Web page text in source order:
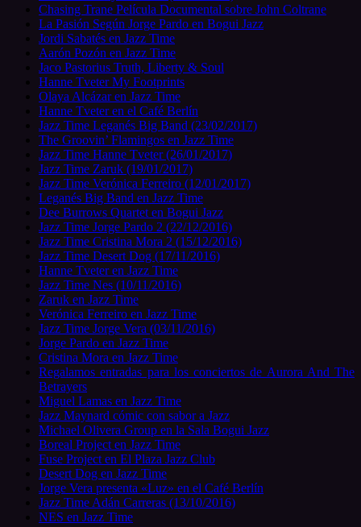
Chasing Trane Película Documental sobre John Coltrane
La Pasión Según Jorge Pardo en Bogui Jazz
Jordi Sabatés en Jazz Time
Aarón Pozón en Jazz Time
Jaco Pastorius Truth, Liberty & Soul
Hanne Tveter My Footprints
Olaya Alcázar en Jazz Time
Hanne Tveter en el Café Berlín
Jazz Time Leganés Big Band (23/02/2017)
The Groovin’ Flamingos en Jazz Time
Jazz Time Hanne Tveter (26/01/2017)
Jazz Time Zaruk (19/01/2017)
Jazz Time Verónica Ferreiro (12/01/2017)
Leganés Big Band en Jazz Time
Dee Burrows Quartet en Bogui Jazz
Jazz Time Jorge Pardo 2 (22/12/2016)
Jazz Time Cristina Mora 2 (15/12/2016)
Jazz Time Desert Dog (17/11/2016)
Hanne Tveter en Jazz Time
Jazz Time Nes (10/11/2016)
Zaruk en Jazz Time
Verónica Ferreiro en Jazz Time
Jazz Time Jorge Vera (03/11/2016)
Jorge Pardo en Jazz Time
Cristina Mora en Jazz Time
Regalamos entradas para los conciertos de Aurora And The
Betrayers
Miguel Lamas en Jazz Time
Jazz Maynard cómic con sabor a Jazz
Michael Olivera Group en la Sala Bogui Jazz
Boreal Project en Jazz Time
Fuse Project en El Plaza Jazz Club
Desert Dog en Jazz Time
Jorge Vera presenta «Luz» en el Café Berlín
Jazz Time Adán Carreras (13/10/2016)
NES en Jazz Time